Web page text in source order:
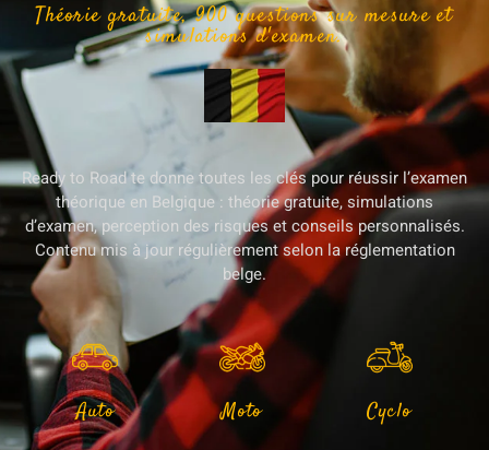
Théorie gratuite, 900 questions sur mesure et
simulations d'examen.
Ready to Road te donne toutes les clés pour réussir l’examen
théorique en Belgique : théorie gratuite, simulations
d’examen, perception des risques et conseils personnalisés.
Contenu mis à jour régulièrement selon la réglementation
belge.
Auto Moto Cyclo